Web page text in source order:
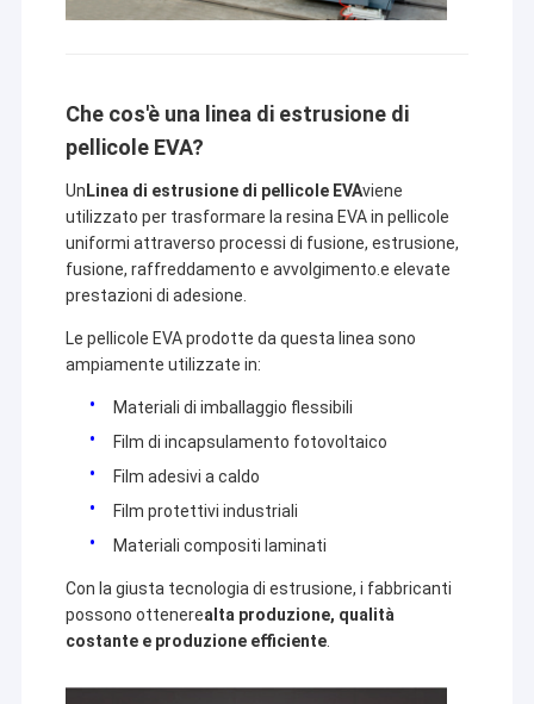
Che cos'è una linea di estrusione di
pellicole EVA?
Un Linea di estrusione di pellicole EVAviene
utilizzato per trasformare la resina EVA in pellicole
uniformi attraverso processi di fusione, estrusione,
fusione, raffreddamento e avvolgimento.e elevate
prestazioni di adesione.
Le pellicole EVA prodotte da questa linea sono
ampiamente utilizzate in:
Materiali di imballaggio flessibili
Film di incapsulamento fotovoltaico
Film adesivi a caldo
Film protettivi industriali
Materiali compositi laminati
Con la giusta tecnologia di estrusione, i fabbricanti
possono ottenerealta produzione, qualità
costante e produzione efficiente.